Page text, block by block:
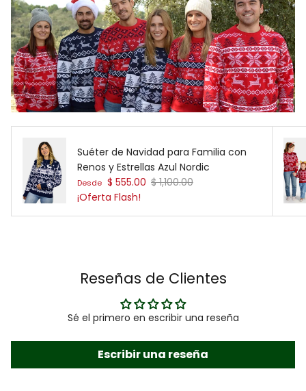
Suéter de Navidad para Familia con
Renos y Estrellas Azul Nordic
Precio de venta
Desde $ 555.00 Precio normal
$ 1,100.00
¡Oferta Flash!
Reseñas de Clientes
Sé el primero en escribir una reseña
Escribir una reseña